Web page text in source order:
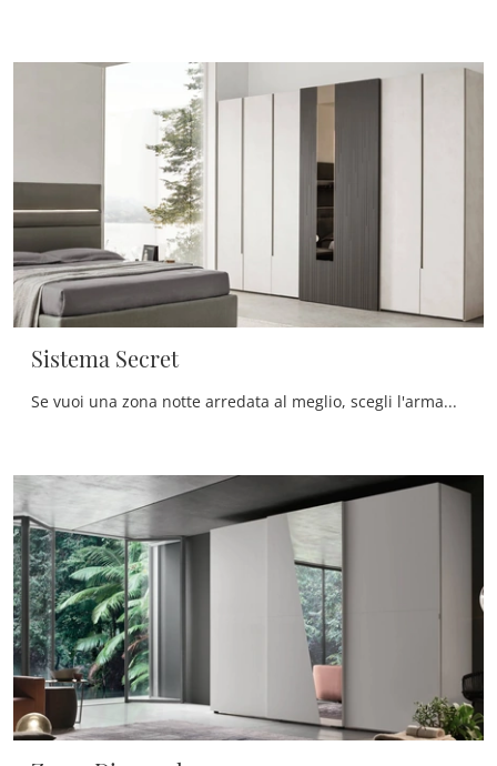
Sistema Secret
Se vuoi una zona notte arredata al meglio, scegli l'armadio Sistema Secret con ante scorrevoli di Maronese!